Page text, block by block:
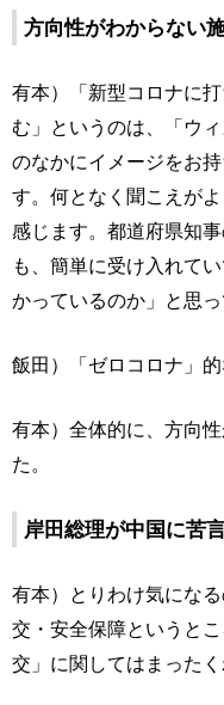
方向性がわからない
有本）「新型コロナに
む」というのは、「ウ
のなかにイメージをお
す。何となく聞こえが
感じます。都道府県知
も、簡単に受け入れて
かっているのか」と思っ
飯田）「ゼロコロナ」的
有本）全体的に、方向
た。
岸田総理が中国に苦
有本）とりわけ気にな
交・安全保障というと
交」に関してはまったく